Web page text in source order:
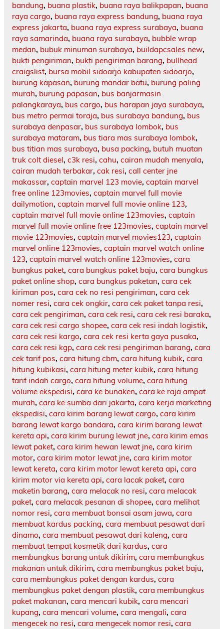
bandung, buana plastik, buana raya balikpapan, buana
raya cargo, buana raya express bandung, buana raya
express jakarta, buana raya express surabaya, buana
raya samarinda, buana raya surabaya, bubble wrap
medan, bubuk minuman surabaya, buildapcsales new,
bukti pengiriman, bukti pengiriman barang, bullhead
craigslist, bursa mobil sidoarjo kabupaten sidoarjo,
burung kapasan, burung mandar batu, burung paling
murah, burung papasan, bus banjarmasin
palangkaraya, bus cargo, bus harapan jaya surabaya,
bus metro permai toraja, bus surabaya bandung, bus
surabaya denpasar, bus surabaya lombok, bus
surabaya mataram, bus tiara mas surabaya lombok,
bus titian mas surabaya, busa packing, butuh muatan
truk colt diesel, c3k resi, cahu, cairan mudah menyala,
cairan mudah terbakar, cak resi, call center jne
makassar, captain marvel 123 movie, captain marvel
free online 123movies, captain marvel full movie
dailymotion, captain marvel full movie online 123,
captain marvel full movie online 123movies, captain
marvel full movie online free 123movies, captain marvel
movie 123movies, captain marvel movies123, captain
marvel online 123movies, captain marvel watch online
123, captain marvel watch online 123movies, cara
bungkus paket, cara bungkus paket baju, cara bungkus
paket online shop, cara bungkus paketan, cara cek
kiriman pos, cara cek no resi pengiriman, cara cek
nomer resi, cara cek ongkir, cara cek paket tanpa resi,
cara cek pengiriman, cara cek resi, cara cek resi baraka,
cara cek resi cargo shopee, cara cek resi indah logistik,
cara cek resi kargo, cara cek resi kerta gaya pusaka,
cara cek resi kgp, cara cek resi pengiriman barang, cara
cek tarif pos, cara hitung cbm, cara hitung kubik, cara
hitung kubikasi, cara hitung meter kubik, cara hitung
tarif indah cargo, cara hitung volume, cara hitung
volume ekspedisi, cara ke bunaken, cara ke raja ampat
murah, cara ke sumba dari jakarta, cara kerja marketing
ekspedisi, cara kirim barang lewat cargo, cara kirim
barang lewat kargo bandara, cara kirim barang lewat
kereta api, cara kirim burung lewat jne, cara kirim emas
lewat paket, cara kirim hewan lewat jne, cara kirim
motor, cara kirim motor lewat jne, cara kirim motor
lewat kereta, cara kirim motor lewat kereta api, cara
kirim motor via kereta api, cara lacak paket, cara
maketin barang, cara melacak no resi, cara melacak
paket, cara melacak pesanan di shopee, cara melihat
nomor resi, cara membuat bonsai asam jawa, cara
membuat kardus packing, cara membuat pesawat dari
dinamo, cara membuat pesawat dari kaleng, cara
membuat tempat kosmetik dari kardus, cara
membungkus barang untuk dikirim, cara membungkus
makanan untuk dikirim, cara membungkus paket baju,
cara membungkus paket dengan kardus, cara
membungkus paket dengan plastik, cara membungkus
paket makanan, cara mencari kubik, cara mencari
kupang, cara mencari volume, cara mengali, cara
mengecek no resi, cara mengecek nomor resi, cara